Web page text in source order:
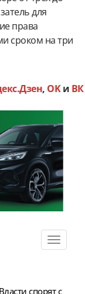
для
права
сроком на три
, OKи ВК
Toggle
спорят с